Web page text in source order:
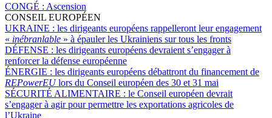
CONGÉ : Ascension
CONSEIL EUROPÉEN
UKRAINE : les dirigeants européens rappelleront leur engagement
« inébranlable » à épauler les Ukrainiens sur tous les fronts
DÉFENSE : les dirigeants européens devraient s’engager à
renforcer la défense européenne
ÉNERGIE : les dirigeants européens débattront du financement de
REPowerEUlors du Conseil européen des 30 et 31 mai
SÉCURITÉ ALIMENTAIRE : le Conseil européen devrait
s’engager à agir pour permettre les exportations agricoles de
l’Ukraine